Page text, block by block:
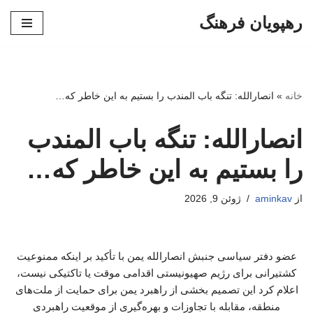
رهپویان فرهنگ
خانه » انصارالله: تنگه باب المندب را بستیم به این خاطر که…
انصارالله: تنگه باب المندب
را بستیم به این خاطر که…
از aminkav ژوئن 9, 2026
عضو دفتر سیاسی جنبش انصارالله یمن با تأکید بر اینکه ممنوعیت
کشتیرانی برای رژیم صهیونیستی اقدامی موقت یا تاکتیکی نیست،
اعلام کرد این تصمیم بخشی از راهبرد یمن برای حمایت از ملت‌های
منطقه، مقابله با تجاوزات و بهره‌گیری از موقعیت راهبردی